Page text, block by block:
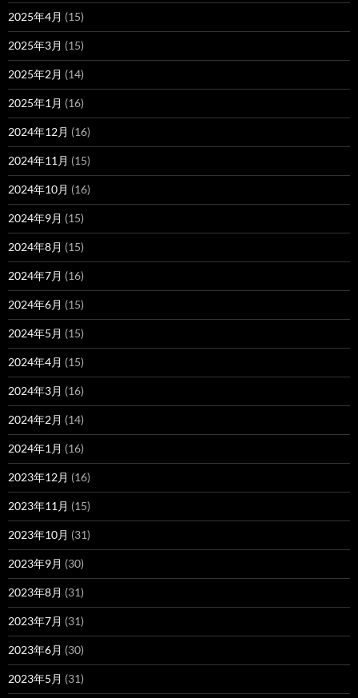
2025年4月 (15)
2025年3月 (15)
2025年2月 (14)
2025年1月 (16)
2024年12月 (16)
2024年11月 (15)
2024年10月 (16)
2024年9月 (15)
2024年8月 (15)
2024年7月 (16)
2024年6月 (15)
2024年5月 (15)
2024年4月 (15)
2024年3月 (16)
2024年2月 (14)
2024年1月 (16)
2023年12月 (16)
2023年11月 (15)
2023年10月 (31)
2023年9月 (30)
2023年8月 (31)
2023年7月 (31)
2023年6月 (30)
2023年5月 (31)